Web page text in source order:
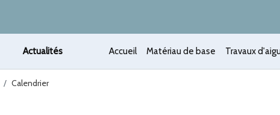
Actualités Accueil Matériau de base Travaux
Calendrier